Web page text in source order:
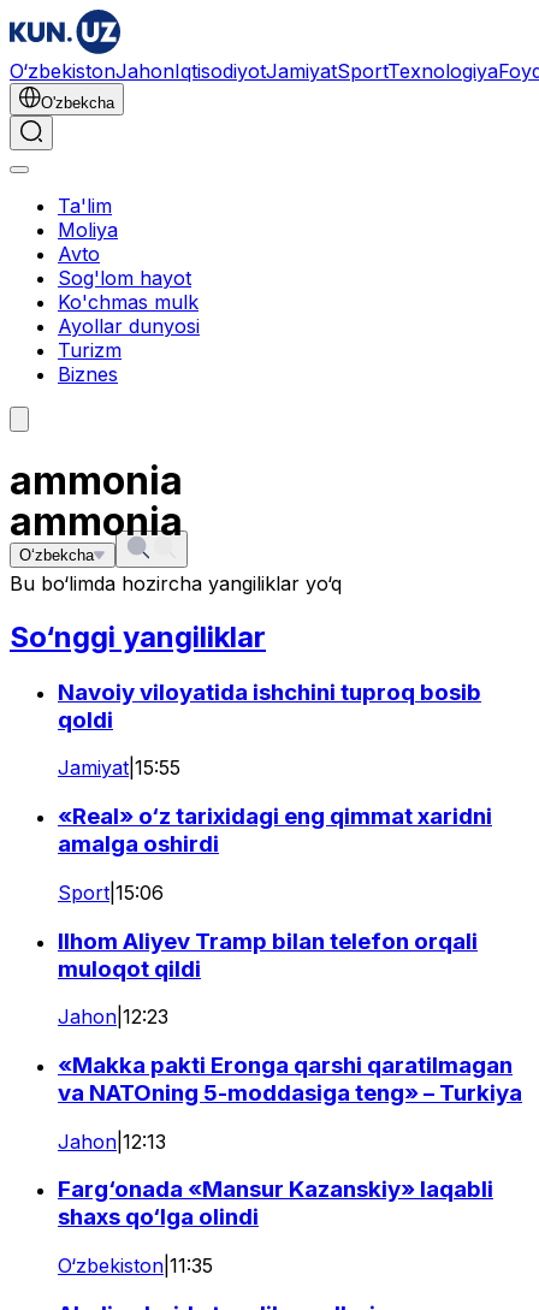
O‘zbekistonJahonIqtisodiyotJamiyatSportTexnologiya
O'zbekcha
Ta'lim
Moliya
Avto
Sog'lom hayot
Ko'chmas mulk
Ayollar dunyosi
Turizm
Biznes
ammonia
O‘zbekcha
ammonia
Bu bo‘limda hozircha yangiliklar yo‘q
So‘nggi yangiliklar
Navoiy viloyatida ishchini tuproq bosib
qoldi
Jamiyat 15:55
«Real» o‘z tarixidagi eng qimmat xaridni
amalga oshirdi
Sport 15:06
Ilhom Aliyev Tramp bilan telefon orqali
muloqot qildi
Jahon 12:23
«Makka pakti Eronga qarshi qaratilmagan
va NATOning 5-moddasiga teng» – Turkiya
Jahon 12:13
Farg‘onada «Mansur Kazanskiy» laqabli
shaxs qo‘lga olindi
O‘zbekiston 11:35